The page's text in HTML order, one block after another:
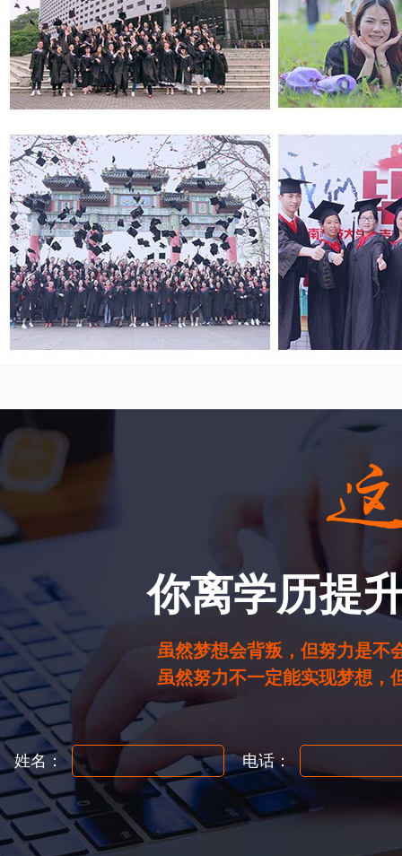
你离学历提
虽然梦想会背叛，但努力是不
虽然努力不一定能实现梦想，
姓名： 电话：